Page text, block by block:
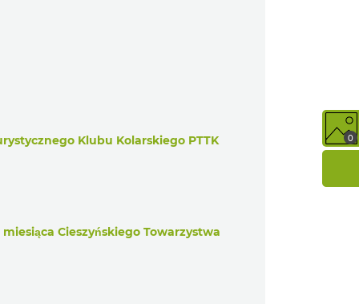
Klubu Kolarskiego PTTK
Cieszyńskiego Towarzystwa
0